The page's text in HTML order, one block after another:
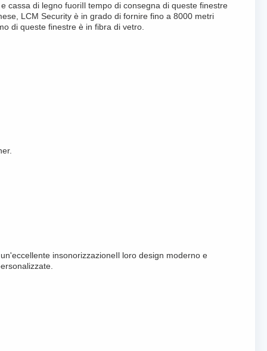
cassa di legno fuoriIl tempo di consegna di queste finestre
LCM Security è in grado di fornire fino a 8000 metri
di queste finestre è in fibra di vetro.
insonorizzazioneIl loro design moderno e